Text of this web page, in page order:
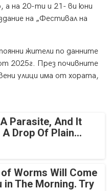
а на 20-ти и 21- ви юни
на „Фестивал на
жители по данните
2025г. През почивните
улици има от хората,
Parasite, And It
Drop Of Plain...
Worms Will Come
in The Morning. Try